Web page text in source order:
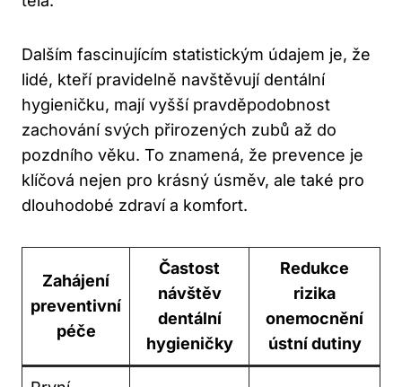
Dalším fascinujícím statistickým údajem je, že
lidé, kteří pravidelně navštěvují dentální
hygieničku, mají vyšší pravděpodobnost
zachování svých přirozených zubů až do
pozdního věku. To znamená, že prevence je
klíčová nejen pro krásný úsměv, ale také pro
dlouhodobé zdraví a komfort.
Zahájení
preventivní
péče
Častost
návštěv
dentální
hygieničky
Redukce
rizika
onemocnění
ústní dutiny